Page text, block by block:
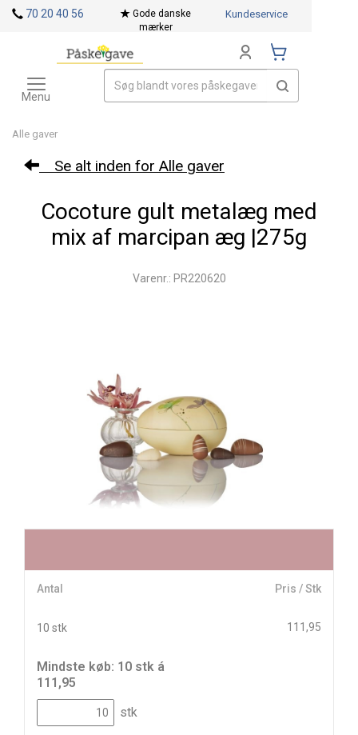
Alle gaver
Se alt inden for Alle gaver
Cocoture gult metalæg med
mix af marcipan æg |275g
Varenr.: PR220620
Antal Pris / Stk
10 stk 111,95
Mindste køb: 10 stk á
111,95
stk
70 20 40 56
Gode danske
mærker
Kundeservice
Toggle
navigation
Menu
Mærker